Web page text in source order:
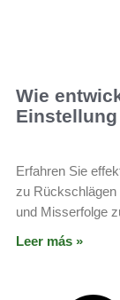
Wie
Erfahren Sie
zu
und Misserfolge
Leer más »